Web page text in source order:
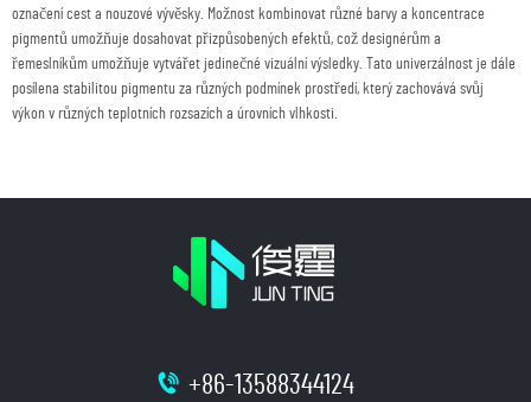
označení cest a nouzové vývěsky. Možnost kombinovat různé barvy a koncentrace
pigmentů umožňuje dosahovat přizpůsobených efektů, což designérům a
řemeslníkům umožňuje vytvářet jedinečné vizuální výsledky. Tato univerzálnost je dále
posílena stabilitou pigmentu za různých podmínek prostředí, který zachovává svůj
výkon v různých teplotních rozsazích a úrovních vlhkosti.
+86-13588344124